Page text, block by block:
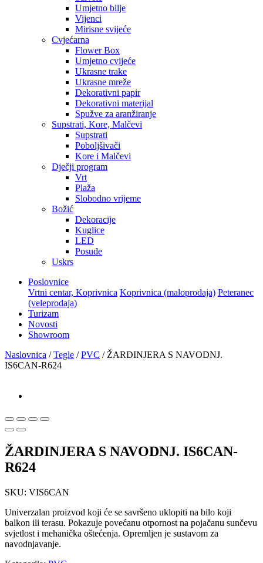
Umjetno bilje
Vijenci
Mirisne svijeće
Cvjećarna
Flower Box
Umjetno cvijeće
Ukrasne trake
Ukrasne mreže
Dekorativni papir
Dekorativni materijal
Spužve za aranžiranje
Supstrati, Kore, Malčevi
Supstrati
Poboljšivači
Kore i Malčevi
Dječji program
Vrt
Plaža
Slobodno vrijeme
Božić
Dekoracije
Kuglice
LED
Posuđe
Uskrs
Poslovnice
Vrtni centar, Koprivnica Koprivnica (maloprodaja) Peteranec
(veleprodaja)
Turizam
Novosti
Showroom
Naslovnica /Tegle /PVC / ŽARDINJERA S NAVODNJ.
IS6CAN-R624
ŽARDINJERA S NAVODNJ. IS6CAN-
R624
SKU: VIS6CAN
Univerzalan proizvod koji će se savršeno uklopiti na bilo koji
balkon ili terasu. Pokazuje povećanu otpornost na pojačanu sunčevu
svjetlost i mehanička oštećenja. Opremljen je sustavom za
navodnjavanje.